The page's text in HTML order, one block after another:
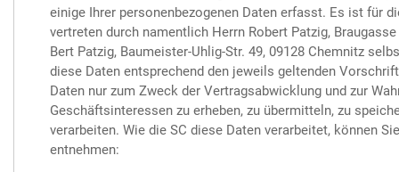
einige Ihrer personenbezogenen Daten erfasst. Es ist für
vertreten durch namentlich Herrn Robert Patzig,
Bert Patzig, Baumeister-Uhlig-Str. 49, 09128 Chemnitz
diese Daten entsprechend den jeweils geltenden
Daten nur zum Zweck der Vertragsabwicklung und zur
Geschäftsinteressen zu erheben, zu übermitteln, zu
verarbeiten. Wie die SC diese Daten verarbeitet, können
entnehmen: